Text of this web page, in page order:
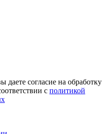
согласие на обработку
с политикой